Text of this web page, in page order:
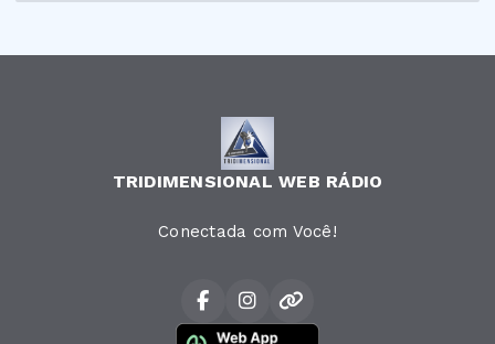
TRIDIMENSIONAL WEB RÁDIO
Conectada com Você!